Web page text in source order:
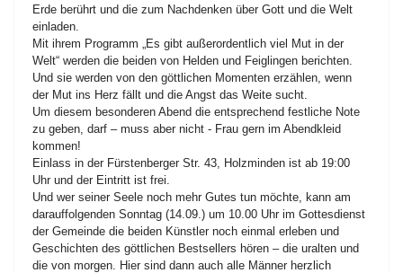
Erde berührt und die zum Nachdenken über Gott und die Welt
einladen.
Mit ihrem Programm „Es gibt außerordentlich viel Mut in der
Welt“ werden die beiden von Helden und Feiglingen berichten.
Und sie werden von den göttlichen Momenten erzählen, wenn
der Mut ins Herz fällt und die Angst das Weite sucht.
Um diesem besonderen Abend die entsprechend festliche Note
zu geben, darf – muss aber nicht - Frau gern im Abendkleid
kommen!
Einlass in der Fürstenberger Str. 43, Holzminden ist ab 19:00
Uhr und der Eintritt ist frei.
Und wer seiner Seele noch mehr Gutes tun möchte, kann am
darauffolgenden Sonntag (14.09.) um 10.00 Uhr im Gottesdienst
der Gemeinde die beiden Künstler noch einmal erleben und
Geschichten des göttlichen Bestsellers hören – die uralten und
die von morgen. Hier sind dann auch alle Männer herzlich